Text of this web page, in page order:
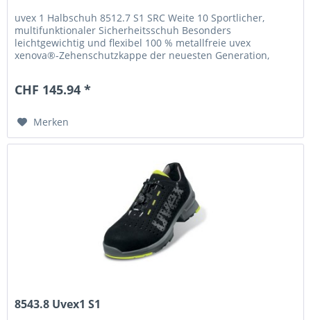
uvex 1 Halbschuh 8512.7 S1 SRC Weite 10 Sportlicher,
multifunktionaler Sicherheitsschuh Besonders
leichtgewichtig und flexibel 100 % metallfreie uvex
xenova®-Zehenschutzkappe der neuesten Generation,
CHF 145.94 *
Merken
8543.8 Uvex1 S1